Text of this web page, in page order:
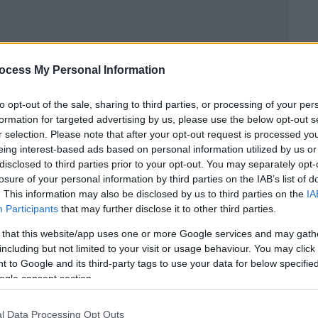
My Personal Information
opt-out of the sale, sharing to third parties, or processing of your
for targeted advertising by us, please use the below opt-out
selection. Please note that after your opt-out request is processed
interest-based ads based on personal information utilized by us
to third parties prior to your opt-out. You may separately
of your personal information by third parties on the IAB’s list of
This information may also be disclosed by us to third parties on the
Participants that may further disclose it to other third parties.
that this website/app uses one or more Google services and may
but not limited to your visit or usage behaviour. You may
to Google and its third-party tags to use your data for below
consent section.
Data Processing Opt Outs
Secret - Η Μπέλα Χαντίντ
Α’ Γυναικείου Ρόλου,άφησε την
στα δύο της παιδιά, όμως μια
ιδιαίτερα την προσοχή
σκύλο της, Ρέτζι, ένα αγαπημένο
ιδιαίτερο δεσμό.
Reggie until the very end – and made
was gone.